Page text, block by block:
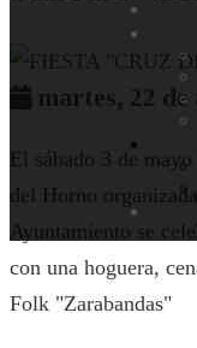
martes, 22
El sábado 3 de
del Horno
Ayuntamiento se
con una hoguera,
Folk "Zarabandas"